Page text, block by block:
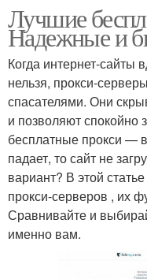
Лучшие
Надежные и
Когда интернет-сайты
нельзя, прокси-
спасателями. Они
и позволяют спокойно
бесплатные прокси —
падает, то сайт не
вариант? В этой
прокси-серверов , их
Сравнивайте и
именно вам.